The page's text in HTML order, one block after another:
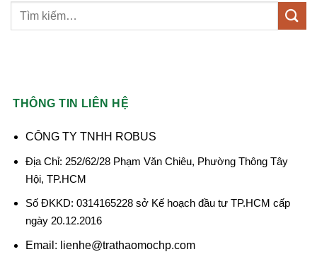
THÔNG TIN LIÊN HỆ
CÔNG TY TNHH ROBUS
Địa Chỉ: 252/62/28 Phạm Văn Chiêu, Phường Thông Tây
Hội, TP.HCM
Số ĐKKD: 0314165228 sở Kế hoạch đầu tư TP.HCM cấp
ngày 20.12.2016
Email: lienhe@trathaomochp.com